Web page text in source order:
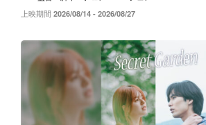
上映期間 2026/08/14 - 2026/08/27